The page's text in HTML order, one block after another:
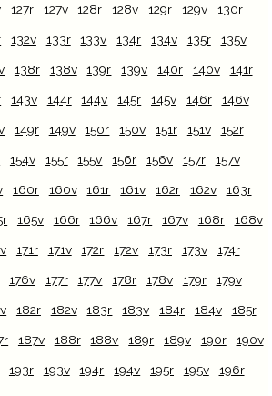
127r 127v 128r 128v 129r 129v 130r
132v 133r 133v 134r 134v 135r 135v
138r 138v 139r 139v 140r 140v 141r
143v 144r 144v 145r 145v 146r 146v
149r 149v 150r 150v 151r 151v 152r
154v 155r 155v 156r 156v 157r 157v
160r 160v 161r 161v 162r 162v 163r
165v 166r 166v 167r 167v 168r 168v
171r 171v 172r 172v 173r 173v 174r
176v 177r 177v 178r 178v 179r 179v
182r 182v 183r 183v 184r 184v 185r
187v 188r 188v 189r 189v 190r 190v
193r 193v 194r 194v 195r 195v 196r